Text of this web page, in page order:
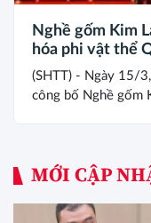
Nghề gốm Kim
hóa phi vật thể
(SHTT) - Ngày 15/
công bố Nghề gốm
MỚI CẬP